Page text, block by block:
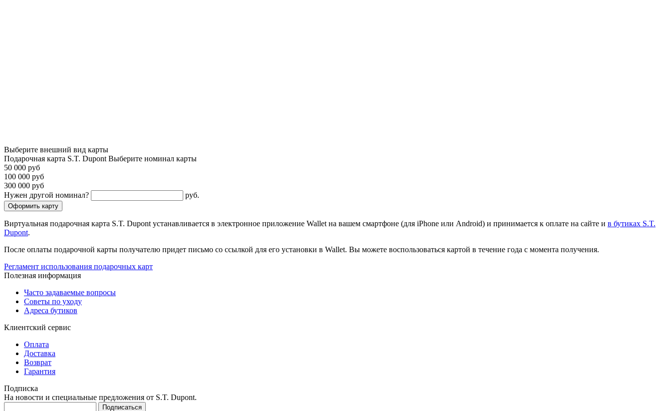
Выберите внешний вид карты
Подарочная карта S.T. Dupont Выберите номинал карты
50 000 руб
100 000 руб
300 000 руб
Нужен другой номинал?
руб.
Оформить карту
Виртуальная подарочная карта S.T. Dupont устанавливается в электронное приложение Wallet на вашем смартфоне (для iPhone или Android) и принимается к оплате на сайте и в бутиках S.T.
Dupont.
После оплаты подарочной карты получателю придет письмо со ссылкой для его установки в Wallet. Вы можете воспользоваться картой в течение года с момента получения.
Регламент использования подарочных карт
Полезная информация
Часто задаваемые вопросы
Советы по уходу
Адреса бутиков
Клиентский сервис
Оплата
Доставка
Возврат
Гарантия
Подписка
На новости и специальные предложения от S.T. Dupont.
Подписаться